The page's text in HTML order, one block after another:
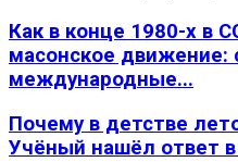
Как в конце 1980-х в
масонское
международные...
Почему в детстве
Учёный нашёл ответ в